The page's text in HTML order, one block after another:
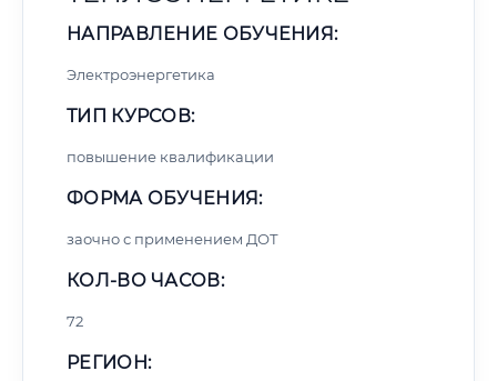
НАПРАВЛЕНИЕ ОБУЧЕНИЯ:
Электроэнергетика
ТИП КУРСОВ:
повышение квалификации
ФОРМА ОБУЧЕНИЯ:
заочно с применением ДОТ
КОЛ-ВО ЧАСОВ:
72
РЕГИОН: